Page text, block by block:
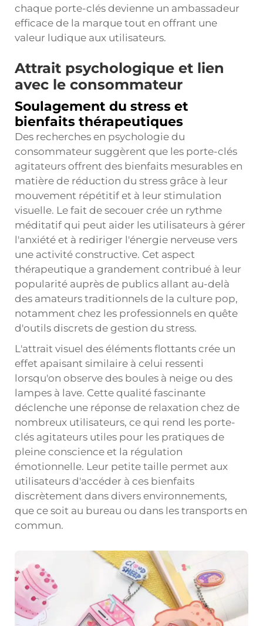
chaque porte-clés devienne un ambassadeur
efficace de la marque tout en offrant une
valeur ludique aux utilisateurs.
Attrait psychologique et lien
avec le consommateur
Soulagement du stress et
bienfaits thérapeutiques
Des recherches en psychologie du
consommateur suggèrent que les porte-clés
agitateurs offrent des bienfaits mesurables en
matière de réduction du stress grâce à leur
mouvement répétitif et à leur stimulation
visuelle. Le fait de secouer crée un rythme
méditatif qui peut aider les utilisateurs à gérer
l'anxiété et à rediriger l'énergie nerveuse vers
une activité constructive. Cet aspect
thérapeutique a grandement contribué à leur
popularité auprès de publics allant au-delà
des amateurs traditionnels de la culture pop,
notamment chez les professionnels en quête
d'outils discrets de gestion du stress.
L'attrait visuel des éléments flottants crée un
effet apaisant similaire à celui ressenti
lorsqu'on observe des boules à neige ou des
lampes à lave. Cette qualité fascinante
déclenche une réponse de relaxation chez de
nombreux utilisateurs, ce qui rend les porte-
clés agitateurs utiles pour les pratiques de
pleine conscience et la régulation
émotionnelle. Leur petite taille permet aux
utilisateurs d'accéder à ces bienfaits
discrètement dans divers environnements,
que ce soit au bureau ou dans les transports en
commun.